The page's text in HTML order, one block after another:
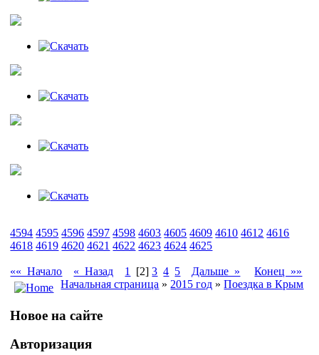
4594 4595 4596 4597 4598 4603 4605 4609 4610 4612 4616
4618 4619 4620 4621 4622 4623 4624 4625
«« Начало « Назад 1 [2] 3 4 5 Дальше »
Конец »»
Начальная страница » 2015 год »Поездка в Крым
Новое на сайте
Авторизация